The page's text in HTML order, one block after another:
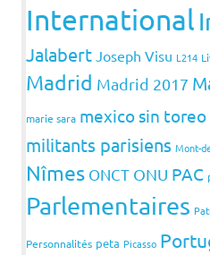
International
Jalabert Joseph Visu L214
Madrid Madrid 2017
marie sara mexico sin toreo
militants parisiens Mont-
Nîmes ONCT ONU PAC
Parlementaires
Personnalités peta Picasso